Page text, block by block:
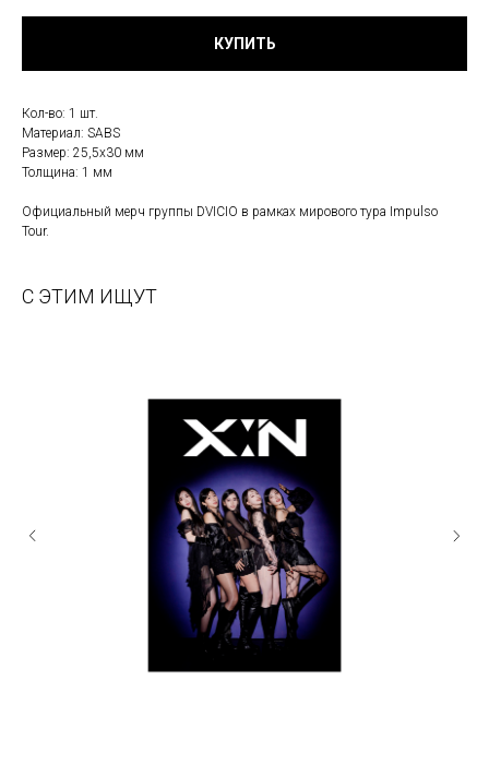
КУПИТЬ
Кол-во: 1 шт.
Материал: SABS
Размер: 25,5х30 мм
Толщина: 1 мм
Официальный мерч группы DVICIO в рамках мирового тура Impulso
Tour.
С ЭТИМ ИЩУТ